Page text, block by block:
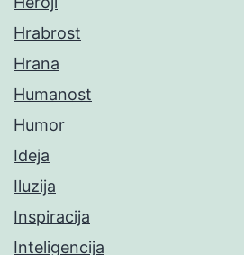
Hrabrost
Hrana
Humanost
Humor
Ideja
Iluzija
Inspiracija
Inteligencija